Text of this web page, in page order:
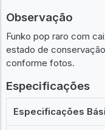
Observação
Funko pop raro com
estado de
conforme fotos.
Especificações
Especificações